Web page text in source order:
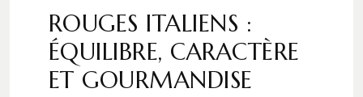
ROUGES ITALIENS :
ÉQUILIBRE, CARACTÈRE
ET GOURMANDISE